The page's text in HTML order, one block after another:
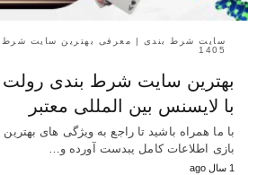
سایت شرط بندی | معرفی بهترین سایت شرط
1405
با لایسنس بین المللی معتبر
با ما همراه باشید تا راجع به ویژگی های
بازی اطلاعات کامل یبدست آورده و…
1 سال ago